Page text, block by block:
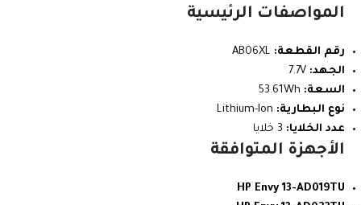
المواصفات الرئيسية
رقم القطعة:
الجهد:
السعة:
نوع البطارية:
عدد الخلايا:
الأجهزة المتوافقة
HP Envy 13-AD019TU